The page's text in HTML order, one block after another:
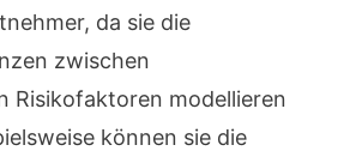
da sie die
zwischen
Risikofaktoren modellieren
können sie die